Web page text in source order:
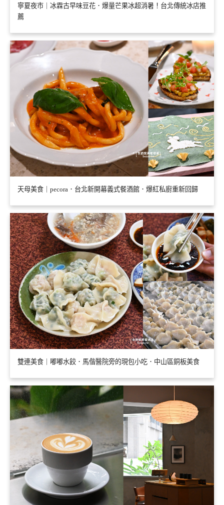
寧夏夜市｜冰霖古早味豆花．爆量芒果冰超消暑！台北傳統冰店推
薦
天母美食｜pecora．台北新開幕義式餐酒館．爆紅私廚重新回歸
雙連美食｜嘟嘟水餃．馬偕醫院旁的現包小吃．中山區銅板美食